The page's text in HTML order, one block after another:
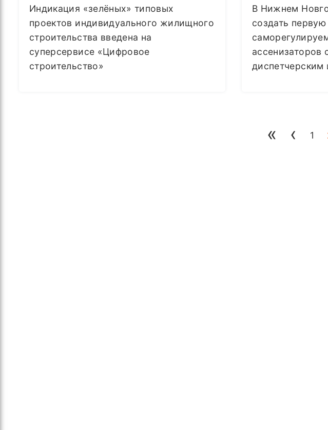
Индикация «зелёных» типовых
проектов индивидуального жилищного
строительства введена на
суперсервисе «Цифровое
строительство»
В Нижнем
создать
ассенизаторов
диспетчерским
« ‹ 1